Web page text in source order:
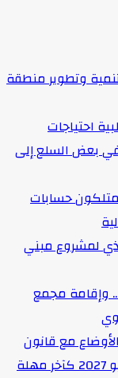
وتطوير منطقة
احتياجات
بعض السلع إلى
يمتلكون حسابات
لمشروع مبني
وإقامة مجمع
مع قانون
التأمين الموحد لمدة عام حتى 11 يوليو 2027 كآخر مهلة